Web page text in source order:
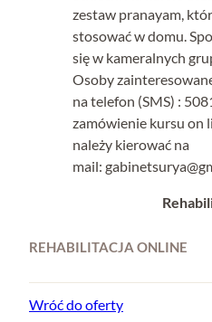
zestaw pranayam,
stosować w domu.
się w kameralnych
Osoby
na telefon (SMS) :
zamówienie kursu on
należy kierować na
mail:
REHABILITACJA ONLINE
Wróć do oferty